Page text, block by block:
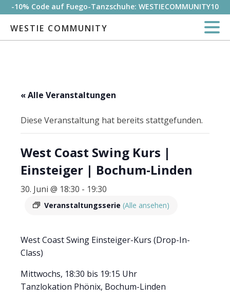
-10% Code auf Fuego-Tanzschuhe: WESTIECOMMUNITY10
WESTIE COMMUNITY
« Alle Veranstaltungen
Diese Veranstaltung hat bereits stattgefunden.
West Coast Swing Kurs |
Einsteiger | Bochum-Linden
30. Juni @ 18:30 - 19:30
Veranstaltungsserie (Alle ansehen)
West Coast Swing Einsteiger-Kurs (Drop-In-
Class)
Mittwochs, 18:30 bis 19:15 Uhr
Tanzlokation Phönix, Bochum-Linden